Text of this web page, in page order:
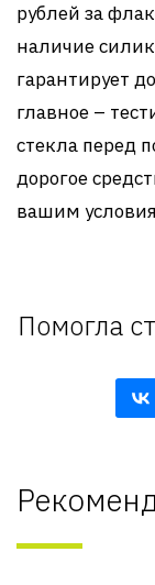
рублей за
наличие
гарантирует
главное –
стекла перед
дорогое
вашим
Помогла